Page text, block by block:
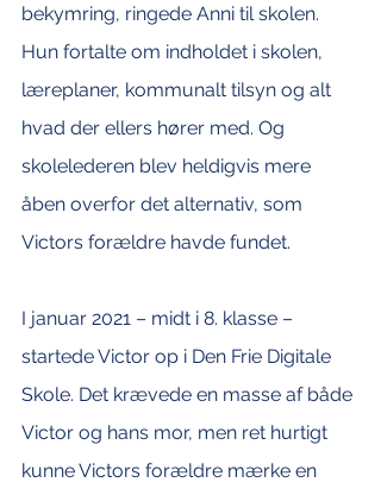
bekymring, ringede Anni til skolen.
Hun fortalte om indholdet i skolen,
læreplaner, kommunalt tilsyn og alt
hvad der ellers hører med. Og
skolelederen blev heldigvis mere
åben overfor det alternativ, som
Victors forældre havde fundet.
I januar 2021 – midt i 8. klasse –
startede Victor op i Den Frie Digitale
Skole. Det krævede en masse af både
Victor og hans mor, men ret hurtigt
kunne Victors forældre mærke en